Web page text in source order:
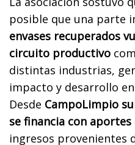
posible que una parte
envases recuperados
circuito productivo
distintas industrias,
impacto y desarrollo
Desde CampoLimpio
se financia con
ingresos provenientes